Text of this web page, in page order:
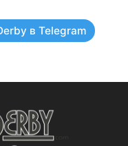
в Telegram